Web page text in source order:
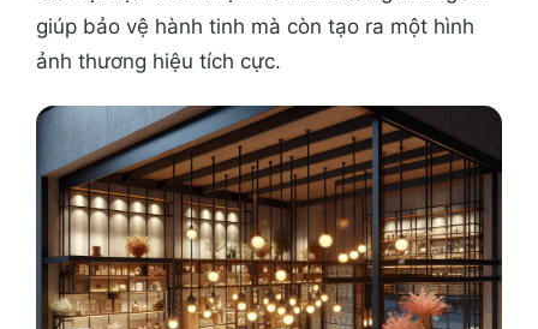
giúp bảo vệ hành tinh mà còn tạo ra một hình
ảnh thương hiệu tích cực.